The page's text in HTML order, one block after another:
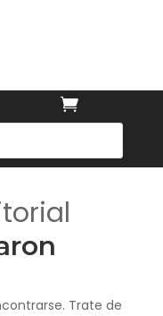

Trate de